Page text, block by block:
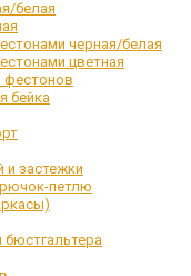
белая
черная/белая
цветная
фестонов
бейка
и застежки
петлю